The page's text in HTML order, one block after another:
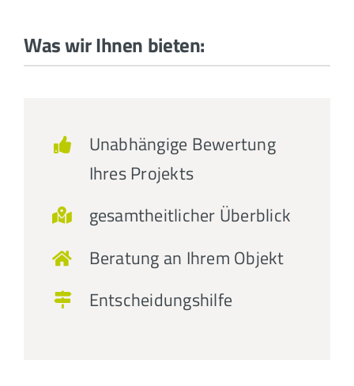
Was wir Ihnen bieten:
Unabhängige Bewertung
Ihres Projekts
gesamtheitlicher Überblick
Beratung an Ihrem Objekt
Entscheidungshilfe